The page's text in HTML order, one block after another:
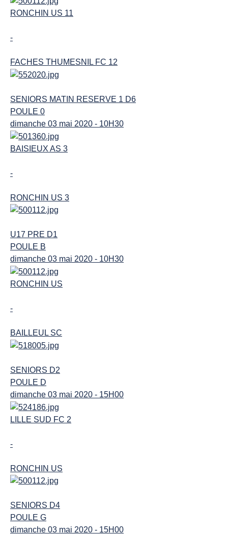
RONCHIN US 11
-
FACHES THUMESNIL FC 12
SENIORS MATIN RESERVE 1 D6
POULE 0
dimanche 03 mai 2020 - 10H30
BAISIEUX AS 3
-
RONCHIN US 3
U17 PRE D1
POULE B
dimanche 03 mai 2020 - 10H30
RONCHIN US
-
BAILLEUL SC
SENIORS D2
POULE D
dimanche 03 mai 2020 - 15H00
LILLE SUD FC 2
-
RONCHIN US
SENIORS D4
POULE G
dimanche 03 mai 2020 - 15H00